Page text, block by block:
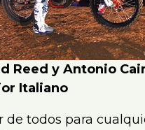
Reed y Antonio
Italiano
de todos para